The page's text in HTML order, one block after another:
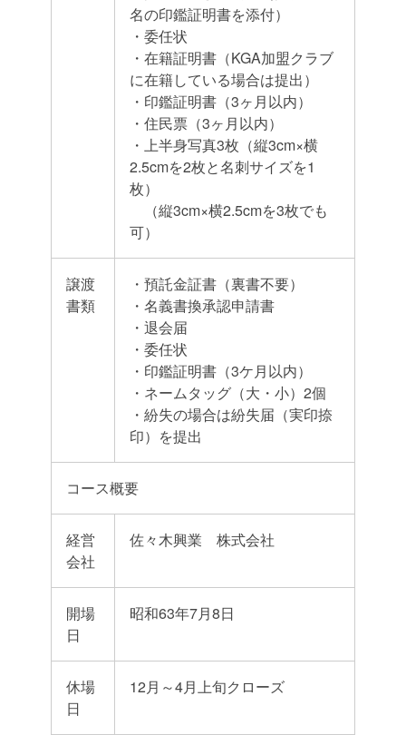
名の印鑑証明書を添付）
・委任状
・在籍証明書（KGA加盟クラブ
に在籍している場合は提出）
・印鑑証明書（3ヶ月以内）
・住民票（3ヶ月以内）
・上半身写真3枚（縦3cm×横
2.5cmを2枚と名刺サイズを1
枚）
（縦3cm×横2.5cmを3枚でも
可）
譲渡
書類
・預託金証書（裏書不要）
・名義書換承認申請書
・退会届
・委任状
・印鑑証明書（3ケ月以内）
・ネームタッグ（大・小）2個
・紛失の場合は紛失届（実印捺
印）を提出
コース概要
経営
会社
佐々木興業 株式会社
開場
日
昭和63年7月8日
休場
日
12月～4月上旬クローズ